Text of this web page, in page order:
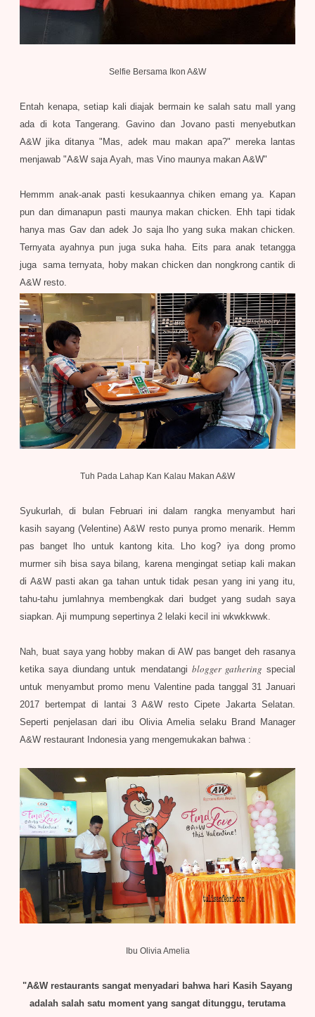
Selfie Bersama Ikon A&W
Entah kenapa, setiap kali diajak bermain ke salah satu mall yang
ada di kota Tangerang. Gavino dan Jovano pasti menyebutkan
A&W jika ditanya "Mas, adek mau makan apa?" mereka lantas
menjawab "A&W saja Ayah, mas Vino maunya makan A&W"
Hemmm anak-anak pasti kesukaannya chiken emang ya. Kapan
pun dan dimanapun pasti maunya makan chicken. Ehh tapi tidak
hanya mas Gav dan adek Jo saja lho yang suka makan chicken.
Ternyata ayahnya pun juga suka haha. Eits para anak tetangga
juga sama ternyata, hoby makan chicken dan nongkrong cantik di
A&W resto.
Tuh Pada Lahap Kan Kalau Makan A&W
Syukurlah, di bulan Februari ini dalam rangka menyambut hari
kasih sayang (Velentine) A&W resto punya promo menarik. Hemm
pas banget lho untuk kantong kita. Lho kog? iya dong promo
murmer sih bisa saya bilang, karena mengingat setiap kali makan
di A&W pasti akan ga tahan untuk tidak pesan yang ini yang itu,
tahu-tahu jumlahnya membengkak dari budget yang sudah saya
siapkan. Aji mumpung sepertinya 2 lelaki kecil ini wkwkkwwk.
Nah, buat saya yang hobby makan di AW pas banget deh rasanya
ketika saya diundang untuk mendatangi blogger gathering special
untuk menyambut promo menu Valentine pada tanggal 31 Januari
2017 bertempat di lantai 3 A&W resto Cipete Jakarta Selatan.
Seperti penjelasan dari ibu Olivia Amelia selaku Brand Manager
A&W restaurant Indonesia yang mengemukakan bahwa :
Ibu Olivia Amelia
"A&W restaurants sangat menyadari bahwa hari Kasih Sayang
adalah salah satu moment yang sangat ditunggu, terutama